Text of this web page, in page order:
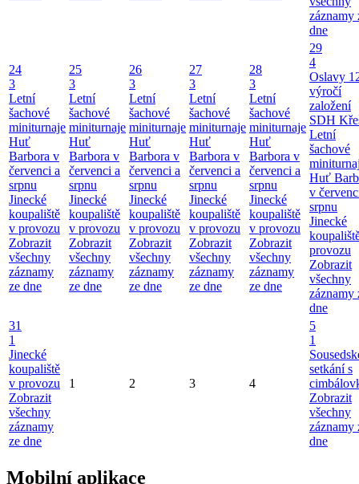
záznamy
dne
24
3
Letní
šachové
miniturnaje
Huť
Barbora v
červenci a
srpnu
Jinecké
koupaliště
v provozu
Zobrazit
všechny
záznamy
ze dne
25
3
Letní
šachové
miniturnaje
Huť
Barbora v
červenci a
srpnu
Jinecké
koupaliště
v provozu
Zobrazit
všechny
záznamy
ze dne
26
3
Letní
šachové
miniturnaje
Huť
Barbora v
červenci a
srpnu
Jinecké
koupaliště
v provozu
Zobrazit
všechny
záznamy
ze dne
27
3
Letní
šachové
miniturnaje
Huť
Barbora v
červenci a
srpnu
Jinecké
koupaliště
v provozu
Zobrazit
všechny
záznamy
ze dne
28
3
Letní
šachové
miniturnaje
Huť
Barbora v
červenci a
srpnu
Jinecké
koupaliště
v provozu
Zobrazit
všechny
záznamy
ze dne
29
4
Oslavy
výročí
založení
SDH
Letní
šachové
Huť
v
srpnu
Jinecké
provozu
Zobrazit
všechny
záznamy
dne
31
1
Jinecké
koupaliště
v provozu
Zobrazit
všechny
záznamy
ze dne
1 2 3 4
5
1
setkání s
Zobrazit
všechny
záznamy
dne
Mobilní aplikace